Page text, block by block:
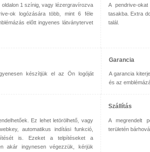
oldalon 1 színig, vagy lézergravírozva
ok logózására több, mint 6 féle
előtt ingyenes látványtervet
A pendrive-
tasakba. Extra
talál.
készítjük el az Ön logóját
Garancia
A garancia
és az
Ez lehet letörölhető, vagy
automatikus indítási funkció,
is. Ezeket a telpítéseket a
akár ingynesen végezzük, kérjük
Szállítás
A megrendelt
területén bárhová.